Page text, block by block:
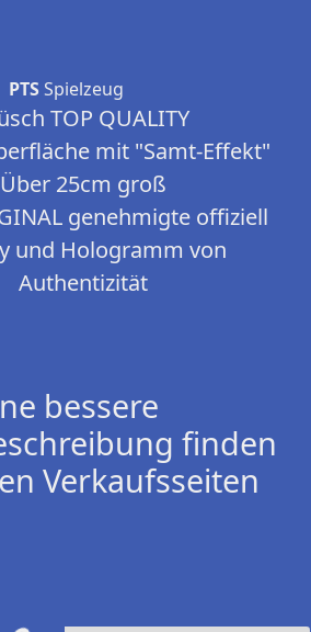
PTSSpielzeug
TOP QUALITY
mit "Samt-Effekt"
Über 25cm groß
genehmigte offiziell
und Hologramm von
Authentizität
bessere
finden
Verkaufsseiten